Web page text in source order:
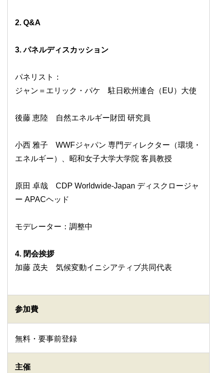
2. Q&A
3. パネルディスカッション
パネリスト：
ジャン＝エリック・パケ 駐日欧州連合（EU）大使
後藤 恵陸 自然エネルギー財団 研究員
小西 雅子 WWFジャパン 専門ディレクター（環境・
エネルギー）、昭和女子大学大学院 客員教授
原田 卓哉 CDP Worldwide-Japan ディスクロージャ
ー APACヘッド
モデレーター：調整中
4. 閉会挨拶
加藤 茂夫 気候変動イニシアティブ共同代表
参加費
無料・要事前登録
主催